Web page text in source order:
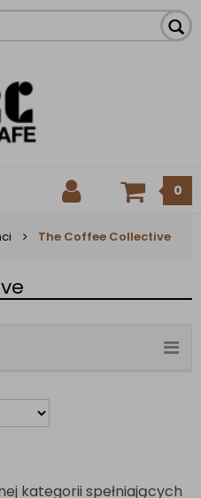
0
The Coffee Collective
kategorii spełniających